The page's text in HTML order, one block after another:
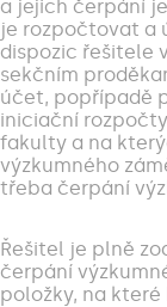
a jejich čerpání
je rozpočtovat a
dispozic řešitele
sekčním
účet, popřípadě
iniciační
fakulty a na
výzkumného
třeba čerpání
Řešitel je plně
čerpání
položky, na